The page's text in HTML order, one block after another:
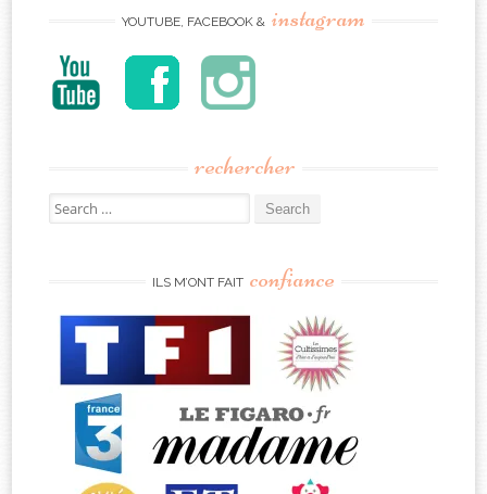
YOUTUBE, FACEBOOK & instagram
rechercher
Search
for:
ILS M’ONT FAIT confiance